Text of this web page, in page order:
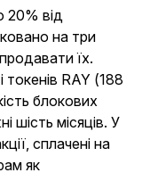
20% від
на три
їх.
RAY (188
блокових
шість місяців. У
сплачені на
як